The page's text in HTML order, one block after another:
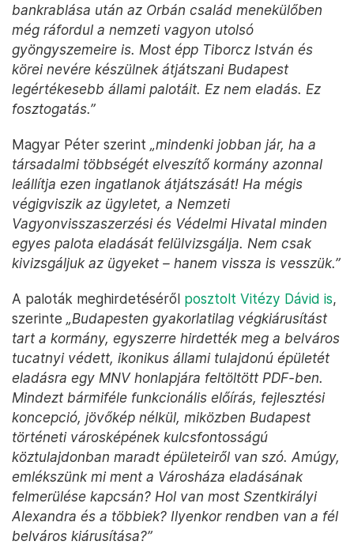
bankrablása után az Orbán család menekülőben
még ráfordul a nemzeti vagyon utolsó
gyöngyszemeire is. Most épp Tiborcz István és
körei nevére készülnek átjátszani Budapest
legértékesebb állami palotáit. Ez nem eladás. Ez
fosztogatás.”
Magyar Péter szerint „mindenki jobban jár, ha a
társadalmi többségét elveszítő kormány azonnal
leállítja ezen ingatlanok átjátszását! Ha mégis
végigviszik az ügyletet, a Nemzeti
Vagyonvisszaszerzési és Védelmi Hivatal minden
egyes palota eladását felülvizsgálja. Nem csak
kivizsgáljuk az ügyeket – hanem vissza is vesszük.”
A paloták meghirdetéséről posztolt Vitézy Dávid is,
szerinte „Budapesten gyakorlatilag végkiárusítást
tart a kormány, egyszerre hirdették meg a belváros
tucatnyi védett, ikonikus állami tulajdonú épületét
eladásra egy MNV honlapjára feltöltött PDF-ben.
Mindezt bármiféle funkcionális előírás, fejlesztési
koncepció, jövőkép nélkül, miközben Budapest
történeti városképének kulcsfontosságú
köztulajdonban maradt épületeiről van szó. Amúgy,
emlékszünk mi ment a Városháza eladásának
felmerülése kapcsán? Hol van most Szentkirályi
Alexandra és a többiek? Ilyenkor rendben van a fél
belváros kiárusítása?”